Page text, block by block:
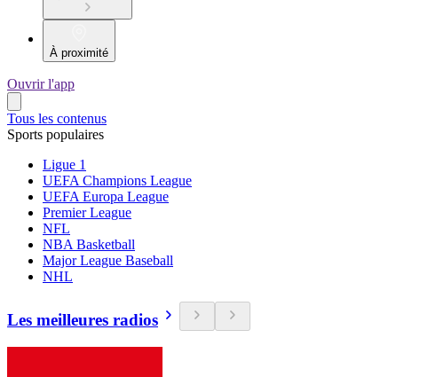
À proximité
Ouvrir l'app
Tous les contenus
Sports populaires
Ligue 1
UEFA Champions League
UEFA Europa League
Premier League
NFL
NBA Basketball
Major League Baseball
NHL
Les meilleures radios